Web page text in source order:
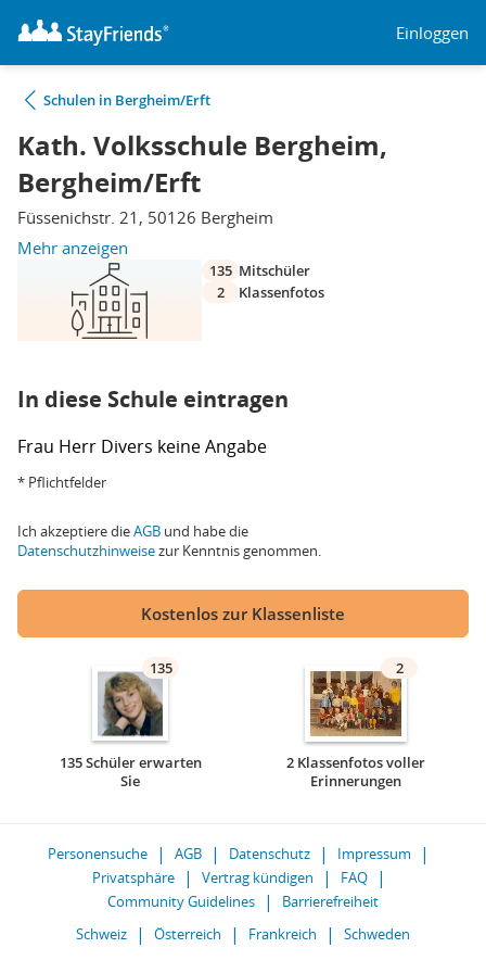
Einloggen
Schulen in Bergheim/Erft
Kath. Volksschule Bergheim,
Bergheim/Erft
Füssenichstr. 21, 50126 Bergheim
Mehr anzeigen
135 Mitschüler
2
Klassenfotos
In diese Schule eintragen
Frau Herr Divers keine Angabe
* Pflichtfelder
Ich akzeptiere dieAGB und habe die
Datenschutzhinweisezur Kenntnis genommen.
Kostenlos zur Klassenliste
135
135 Schüler erwarten
Sie
2
2 Klassenfotos voller
Erinnerungen
Personensuche AGB Datenschutz
Impressum
Privatsphäre
Vertrag kündigen
FAQ
Community Guidelines
Barrierefreiheit
Schweiz
Österreich Frankreich Schweden